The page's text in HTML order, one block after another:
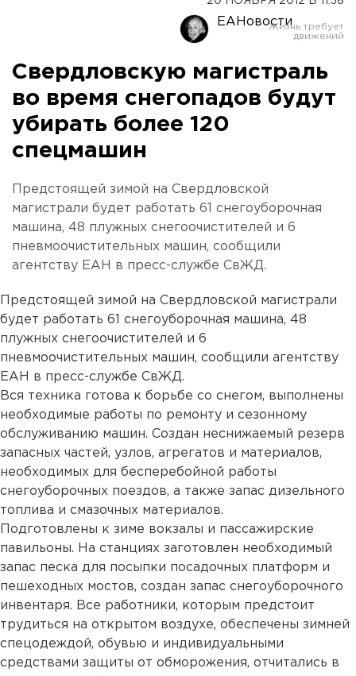
ЕАНовости
Свердловскую магистраль
во время снегопадов будут
убирать более 120
спецмашин
Предстоящей зимой на Свердловской
магистрали будет работать 61 снегоуборочная
машина, 48 плужных снегоочистителей и 6
пневмоочистительных машин, сообщили
агентству ЕАН в пресс-службе СвЖД.
Предстоящей зимой на Свердловской магистрали
будет работать 61 снегоуборочная машина, 48
плужных снегоочистителей и 6
пневмоочистительных машин, сообщили агентству
ЕАН в пресс-службе СвЖД.
Вся техника готова к борьбе со снегом, выполнены
необходимые работы по ремонту и сезонному
обслуживанию машин. Создан неснижаемый резерв
запасных частей, узлов, агрегатов и материалов,
необходимых для бесперебойной работы
снегоуборочных поездов, а также запас дизельного
топлива и смазочных материалов.
Подготовлены к зиме вокзалы и пассажирские
павильоны. На станциях заготовлен необходимый
запас песка для посыпки посадочных платформ и
пешеходных мостов, создан запас снегоуборочного
инвентаря. Все работники, которым предстоит
трудиться на открытом воздухе, обеспечены зимней
спецодеждой, обувью и индивидуальными
средствами защиты от обморожения, отчитались в